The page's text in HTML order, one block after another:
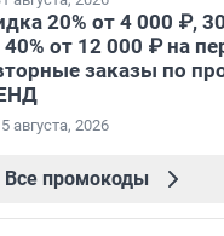
20% от 4 000 ₽,
40% от 12 000 ₽ на
заказы по
августа, 2026
Все промокоды